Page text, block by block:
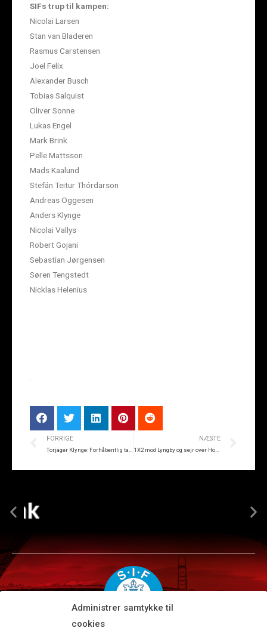
Administrer samtykke til
cookies
SIFs trup til kampen:
Nicolai Larsen
Stan van Bladeren
Rasmus Carstensen
Joel Felix
Alexander Busch
Tobias Salquist
Oliver Sonne
Lukas Engel
Mark Brink
Pelle Mattsson
Mads Kaalund
Stefán Teitur Thórdarson
Andreas Oggesen
Anders Klynge
Nicolai Vallys
Robert Gojani
Sebastian Jørgensen
Søren Tengstedt
Nicklas Helenius
FORRIGE NÆSTE
1X2 mod Lyngby og sejr over Horsens